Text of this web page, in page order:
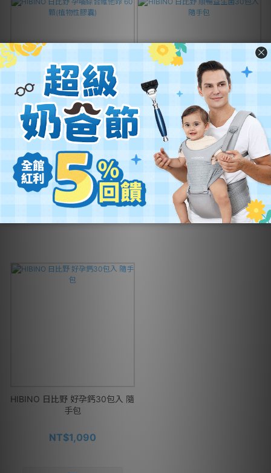
HIBINO 日比野 孕哺綜合維他命
60顆(植物性膠囊)
NT$1,090
HIBINO 日比野 順暢益生菌30包
入 隨手包
NT$1,090
HIBINO 日比野 好孕鈣30包入 隨
手包
NT$1,090